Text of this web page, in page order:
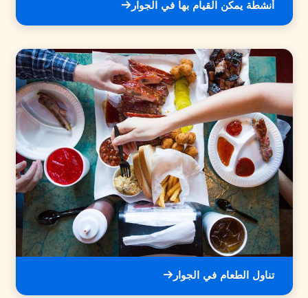
أنشطة يمكن القيام بها في الجوار
تناول الطعام في الجوار